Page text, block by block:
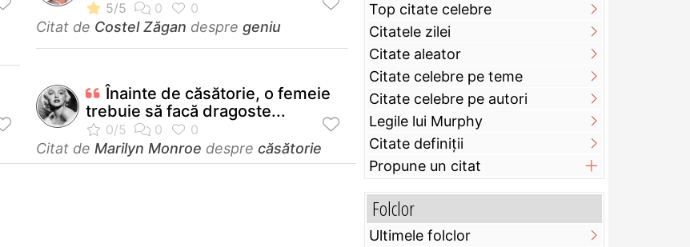
Citat de Costel Zăgan despre geniu
Înainte de căsătorie, o femeie
trebuie să facă dragoste...
Citat de Marilyn Monroe despre căsătorie
Top citate celebre
Citatele zilei
Citate aleator
Citate celebre pe teme
Citate celebre pe autori
Legile lui Murphy
Citate definiţii
Propune un citat
Folclor
Ultimele folclor